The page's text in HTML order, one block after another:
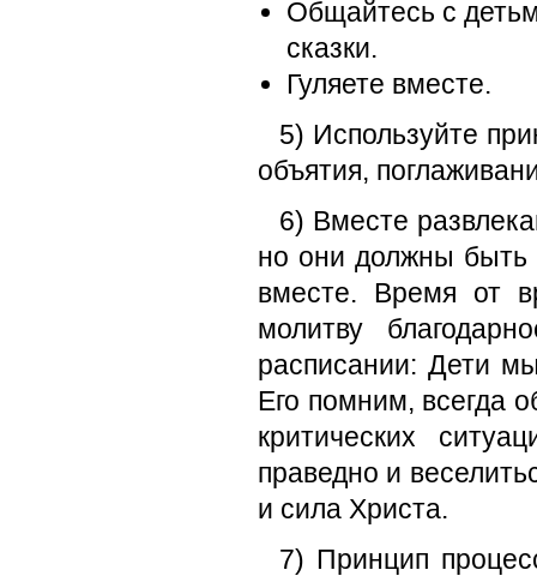
Общайтесь с
сказки.
Гуляете вместе.
5) Используйте
объятия,
6) Вместе
но они должны быть
вместе. Время от
молитву
расписании: Дети
Его помним, всегда
критических
праведно и
и сила Христа.
7) Принцип